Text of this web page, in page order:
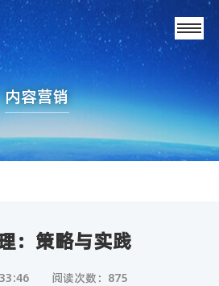
内容营销
：策略与实践
阅读次数：875